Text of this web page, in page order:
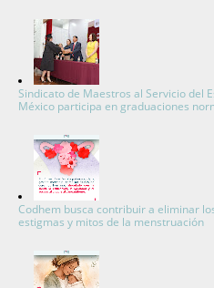
Sindicato de Maestros al Servicio del
México participa en graduaciones
Codhem busca contribuir a eliminar
estigmas y mitos de la menstruación